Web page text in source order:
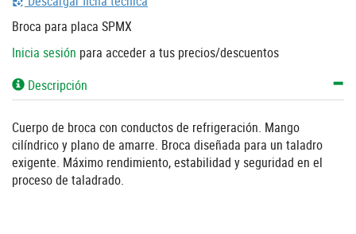
Broca para placa SPMX
Inicia sesión para acceder a tus precios/descuentos
Descripción
Cuerpo de broca con conductos de refrigeración. Mango
cilíndrico y plano de amarre. Broca diseñada para un taladro
exigente. Máximo rendimiento, estabilidad y seguridad en el
proceso de taladrado.